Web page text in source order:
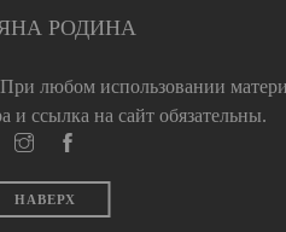
РОДИНА
При любом использовании
и ссылка на сайт обязательны.
НАВЕРХ